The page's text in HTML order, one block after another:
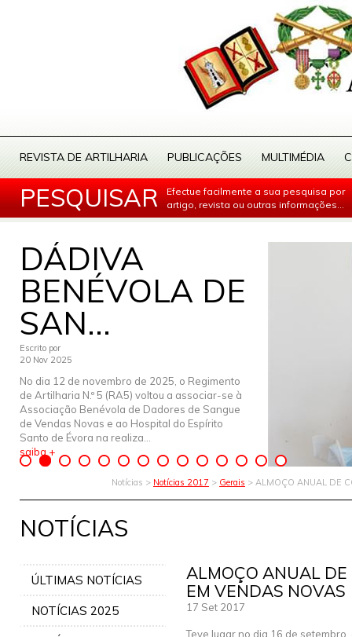
REVISTA DE ARTILHARIA PUBLICAÇÕES MULTIMÉDIA
PESQUISAR
Efectue facilmente a sua pesquisa por
artigo, revista ou outras informações...
DÁDIVA
BENÉVOLA DE
SAN...
Escrito por
20 Nov 2025
No dia 12 de novembro de 2025, o Regimento
de Artilharia N.º 5 (RA5) voltou a associar-se à
Associação Benévola de Dadores de Sangue
de Vendas Novas e ao Hospital do Espírito
Santo de Évora na realiza...
saiba +
Notícias > Notícias 2017 > Gerais > ALMOÇO ANUAL DE
NOTÍCIAS
ÚLTIMAS NOTÍCIAS
NOTÍCIAS 2025
ALMOÇO ANUAL DE
EM VENDAS NOVAS
17 Set 2017
Teve lugar no dia 16 de